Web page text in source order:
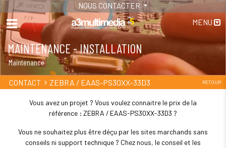
NOUS CONTACTER
MENU
MAINTENANCE - INSTALLATION
Maintenance
CONTACT ZEBRA / EAAS-PS30XX-33D3 RETOUR
Vous avez un projet ? Vous voulez connaitre le prix de la
référence : ZEBRA / EAAS-PS30XX-33D3 ?
Vous ne souhaitez plus être déçu par les sites marchands sans
conseils ni support technique ? Chez nous, le conseil et les